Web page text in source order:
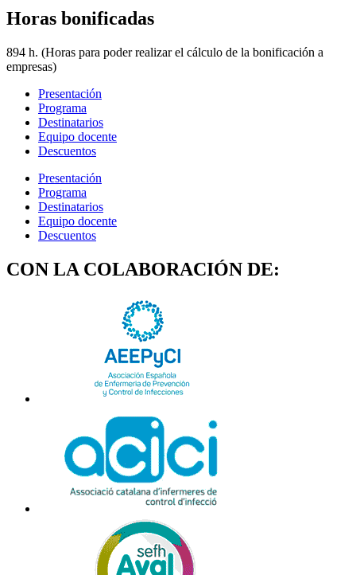
Horas bonificadas
894 h. (Horas para poder realizar el cálculo de la bonificación a
empresas)
Presentación
Programa
Destinatarios
Equipo docente
Descuentos
Presentación
Programa
Destinatarios
Equipo docente
Descuentos
CON LA COLABORACIÓN DE: